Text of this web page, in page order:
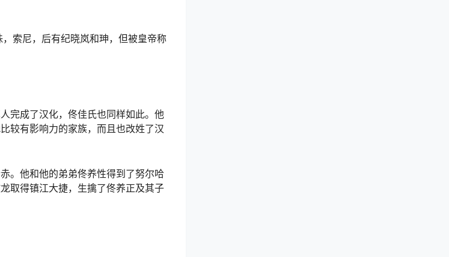
索尼，后有纪晓岚和珅，但被皇帝称
完成了汉化，佟佳氏也同样如此。他
较有影响力的家族，而且也改姓了汉
。他和他的弟弟佟养性得到了努尔哈
取得镇江大捷，生擒了佟养正及其子